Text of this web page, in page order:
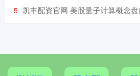
5 凯丰配资官网 美股量子计算概念